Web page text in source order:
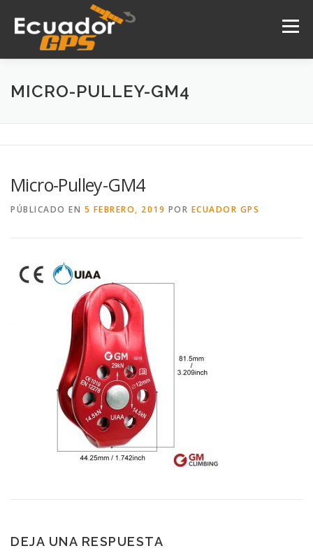
contenido
Menú
INICIO NOSOTROS
MICRO-PULLEY-GM4
Micro-Pulley-GM4
PÚBLICADO EN 5 FEBRERO, 2019 POR ECUADOR GPS
DEJA UNA RESPUESTA